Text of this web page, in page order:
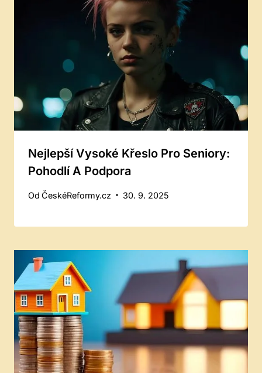
Nejlepší Vysoké Křeslo Pro Seniory:
Pohodlí A Podpora
Od ČeskéReformy.cz 30. 9. 2025